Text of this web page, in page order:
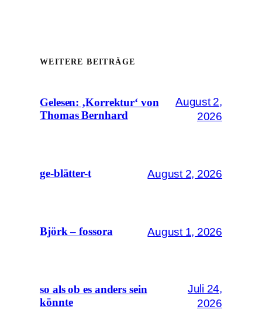
WEITERE BEITRÄGE
Gelesen: ‚Korrektur‘ von
Thomas Bernhard
August 2,
2026
ge-blätter-t August 2, 2026
Björk – fossora August 1, 2026
so als ob es anders sein
könnte
Juli 24,
2026